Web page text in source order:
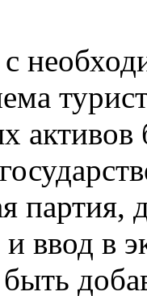
с
активов
партия,
ввод в